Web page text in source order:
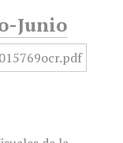
Junio